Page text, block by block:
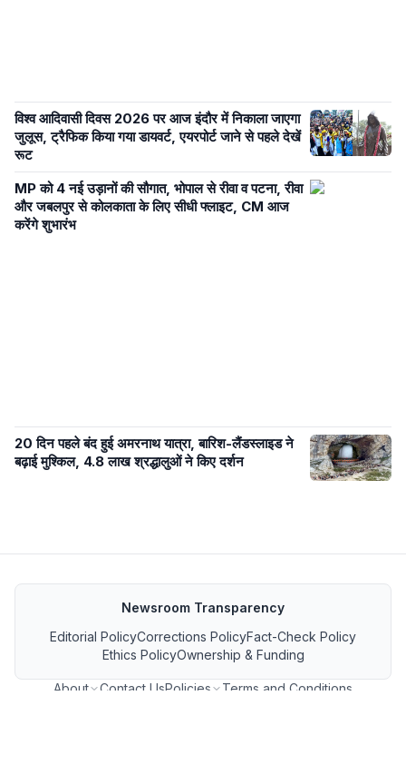
विश्व आदिवासी दिवस 2026 पर आज इंदौर में निकाला जाएगा
जुलूस, ट्रैफिक किया गया डायवर्ट, एयरपोर्ट जाने से पहले देखें
रूट
MP को 4 नई उड़ानों की सौगात, भोपाल से रीवा व पटना, रीवा
और जबलपुर से कोलकाता के लिए सीधी फ्लाइट, CM आज
करेंगे शुभारंभ
20 दिन पहले बंद हुई अमरनाथ यात्रा, बारिश-लैंडस्लाइड ने
बढ़ाई मुश्किल, 4.8 लाख श्रद्धालुओं ने किए दर्शन
Newsroom Transparency
Editorial PolicyCorrections PolicyFact-Check Policy
Ethics PolicyOwnership & Funding
About Contact UsPolicies
Terms and Conditions